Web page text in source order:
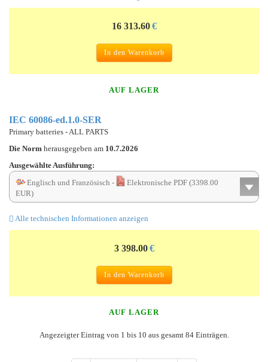
16 313.60 €
In den Warenkorb
AUF LAGER
IEC 60086-ed.1.0-SER
Primary batteries - ALL PARTS
Die Norm herausgegeben am 10.7.2026
Ausgewählte Ausführung:
Englisch und Französisch -
Elektronische PDF (3398.00
EUR)
Alle technischen Informationen anzeigen
3 398.00 €
In den Warenkorb
AUF LAGER
Angezeigter Eintrag von 1 bis 10 aus gesamt 84 Einträgen.